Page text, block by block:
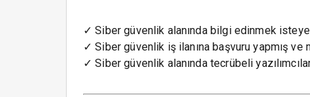
✓Siber güvenlik alanında bilgi edinmek
✓Siber güvenlik iş ilanına başvuru yapmış ve
✓Siber güvenlik alanında tecrübeli